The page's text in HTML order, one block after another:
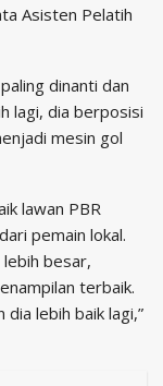
Asisten Pelatih
dinanti dan
lagi, dia berposisi
mesin gol
lawan PBR
pemain lokal.
besar,
terbaik.
dia lebih baik lagi,”